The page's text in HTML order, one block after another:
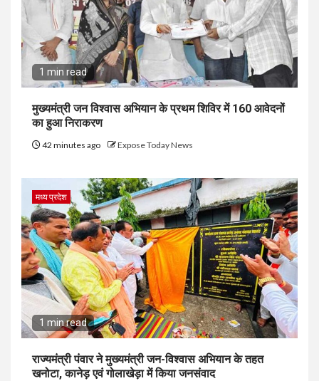
1 min read
मुख्यमंत्री जन विश्वास अभियान के प्रथम शिविर में 160 आवेदनों
का हुआ निराकरण
42 minutes ago Expose Today News
मध्य प्रदेश
1 min read
राज्यमंत्री पंवार ने मुख्यमंत्री जन-विश्वास अभियान के तहत
खनोटा, कानेड़ एवं गोलाखेड़ा में किया जनसंवाद